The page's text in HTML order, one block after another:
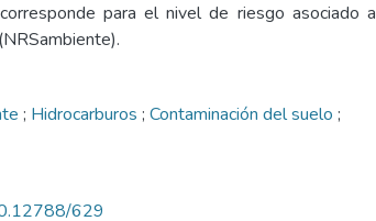
para el nivel de riesgo asociado a
; Hidrocarburos ; Contaminación del suelo ;
629